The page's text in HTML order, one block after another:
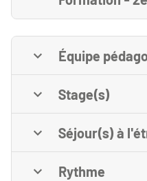
Équipe
Stage(s)
Séjour(s) à
Rythme